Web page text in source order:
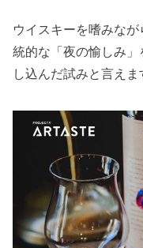
ウイスキーを嗜みな
統的な「夜の愉しみ
し込んだ試みと言えま